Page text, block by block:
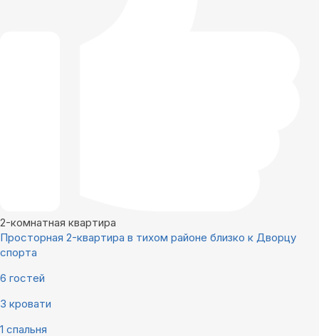
2-комнатная квартира
Просторная 2-квартира в тихом районе близко к Дворцу
спорта
6 гостей
3 кровати
1 спальня